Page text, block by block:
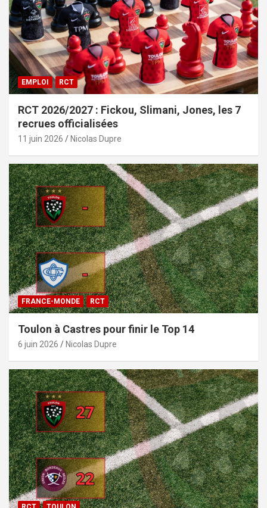
EMPLOI RCT
RCT 2026/2027 : Fickou, Slimani, Jones, les 7
recrues officialisées
11 juin 2026 Nicolas Dupre
FRANCE-MONDE RCT
Toulon à Castres pour finir le Top 14
6 juin 2026 Nicolas Dupre